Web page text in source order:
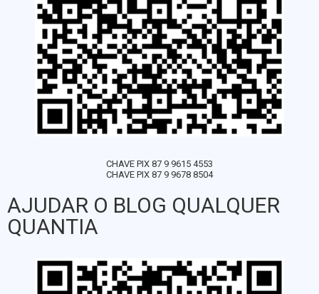
CHAVE PIX 87 9 9615 4553
CHAVE PIX 87 9 9678 8504
AJUDAR O BLOG QUALQUER
QUANTIA